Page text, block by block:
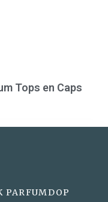
Tops en Caps
PARFUMDOP